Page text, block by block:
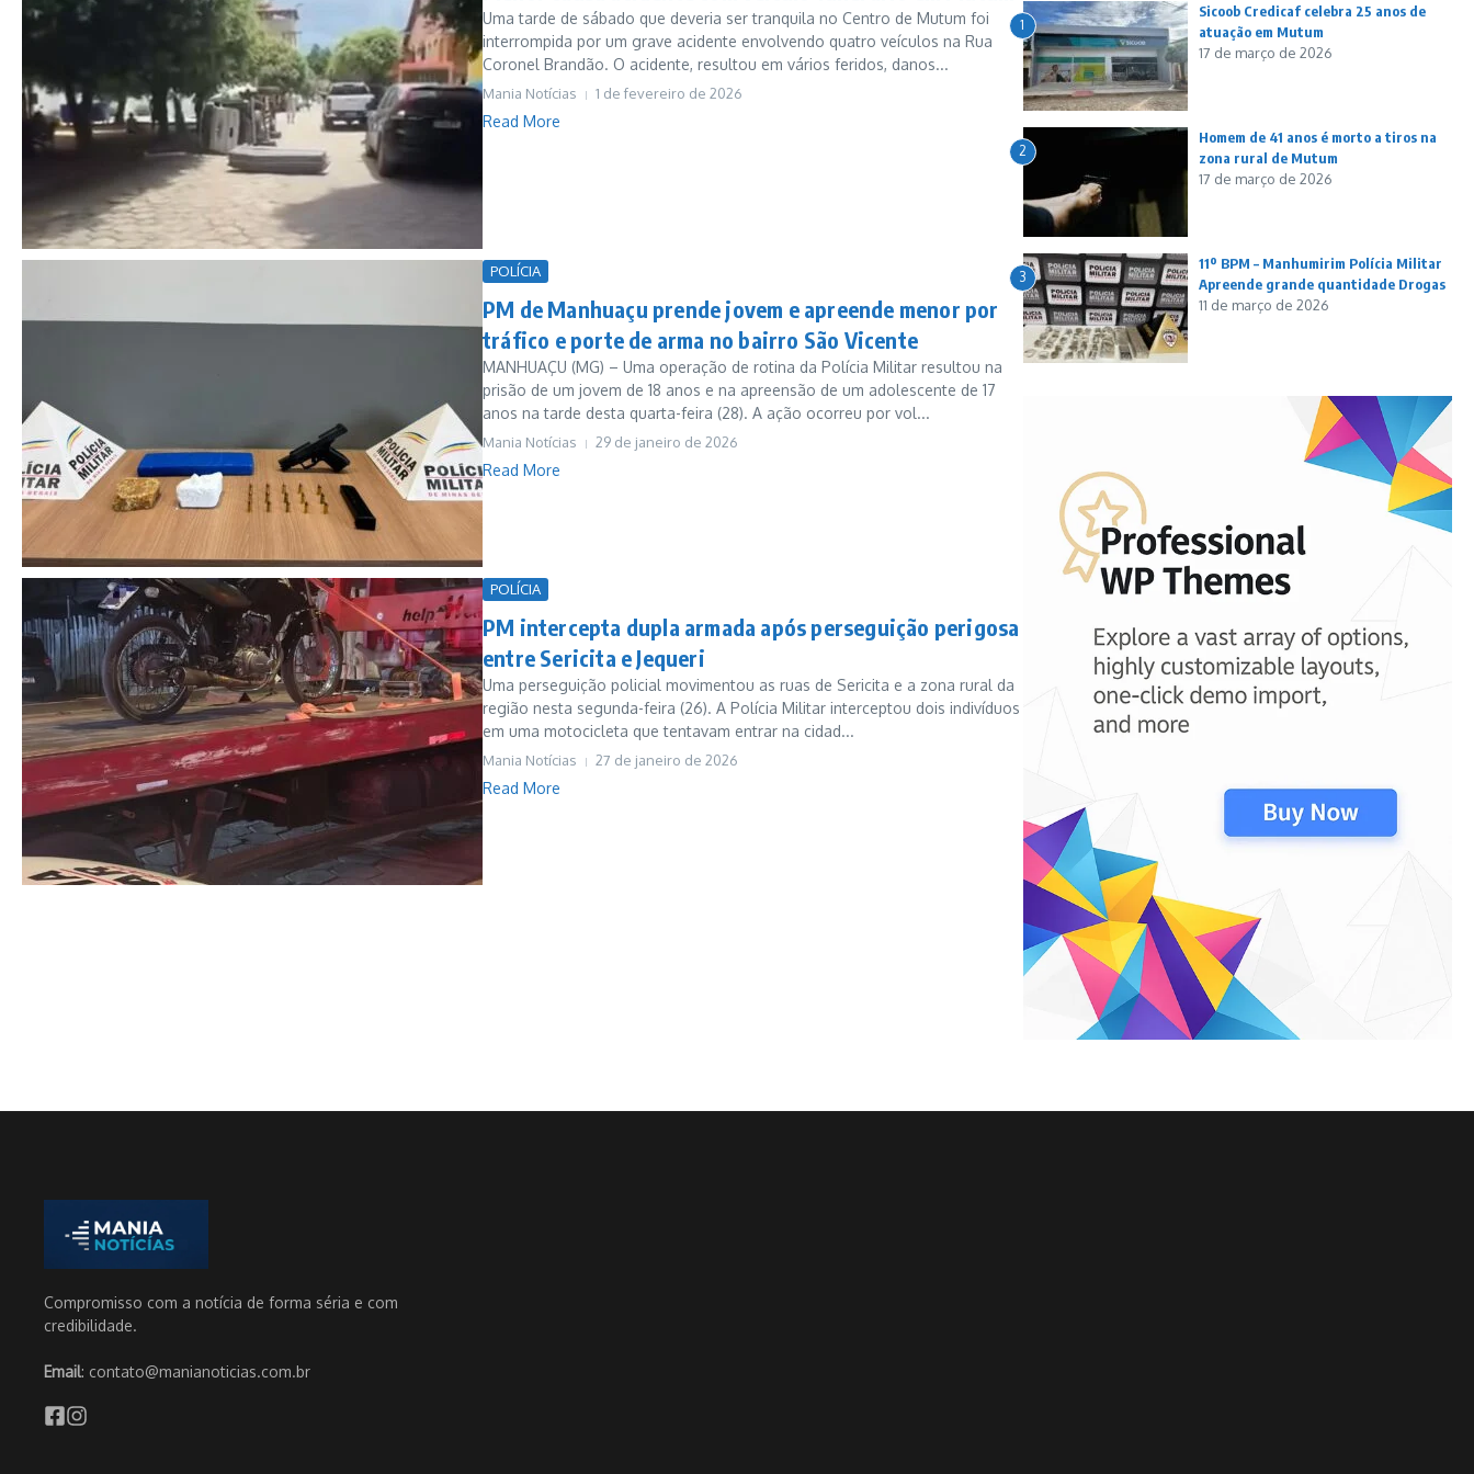
Uma tarde de sábado que deveria ser tranquila no Centro de Mutum foi
interrompida por um grave acidente envolvendo quatro veículos na Rua
Coronel Brandão. O acidente, resultou em vários feridos, danos...
Mania Notícias 1 de fevereiro de 2026
Read More
POLÍCIA
PM de Manhuaçu prende jovem e apreende menor por
tráfico e porte de arma no bairro São Vicente
MANHUAÇU (MG) – Uma operação de rotina da Polícia Militar resultou na
prisão de um jovem de 18 anos e na apreensão de um adolescente de 17
anos na tarde desta quarta-feira (28). A ação ocorreu por vol...
Mania Notícias 29 de janeiro de 2026
Read More
POLÍCIA
PM intercepta dupla armada após perseguição perigosa
entre Sericita e Jequeri
Uma perseguição policial movimentou as ruas de Sericita e a zona rural da
região nesta segunda-feira (26). A Polícia Militar interceptou dois indivíduos
em uma motocicleta que tentavam entrar na cidad...
Mania Notícias 27 de janeiro de 2026
Read More
1
Sicoob Credicaf celebra 25 anos de
atuação em Mutum
17 de março de 2026
2
Homem de 41 anos é morto a tiros na
zona rural de Mutum
17 de março de 2026
3
11º BPM – Manhumirim Polícia Militar
Apreende grande quantidade Drogas
11 de março de 2026
Compromisso com a notícia de forma séria e com
credibilidade.
Email: contato@manianoticias.com.br